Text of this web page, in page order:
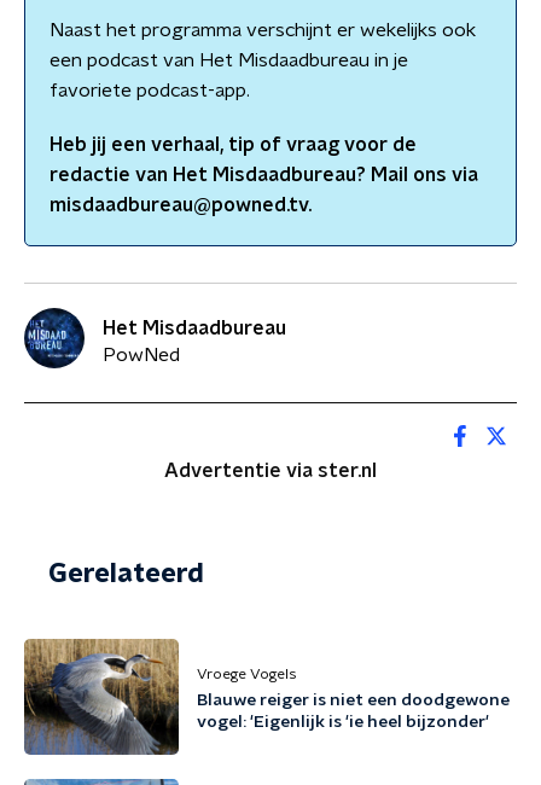
Naast het programma verschijnt er wekelijks ook
een podcast van Het Misdaadbureau in je
favoriete podcast-app.
Heb jij een verhaal, tip of vraag voor de
redactie van Het Misdaadbureau? Mail ons via
misdaadbureau@powned.tv.
Het Misdaadbureau
PowNed
Advertentie via ster.nl
Gerelateerd
Vroege Vogels
Blauwe reiger is niet een doodgewone
vogel: 'Eigenlijk is 'ie heel bijzonder'